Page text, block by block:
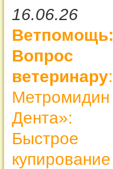
16.06.26
Ветпомощь:
Вопрос
ветеринару:
Метромидин
Дента»:
Быстрое
купирование